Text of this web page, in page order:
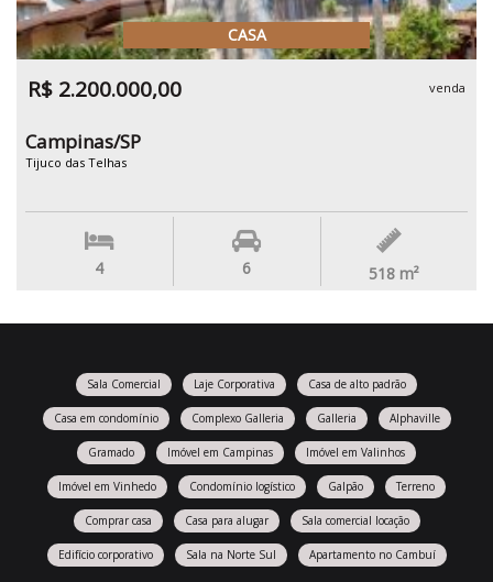
CASA
R$ 2.200.000,00 venda
Campinas/SP
Tijuco das Telhas
4 6 518 m²
Sala Comercial Laje Corporativa Casa de alto padrão
Casa em condomínio Complexo Galleria Galleria Alphaville
Gramado Imóvel em Campinas Imóvel em Valinhos
Imóvel em Vinhedo Condomínio logístico Galpão Terreno
Comprar casa Casa para alugar Sala comercial locação
Edifício corporativo Sala na Norte Sul Apartamento no Cambuí